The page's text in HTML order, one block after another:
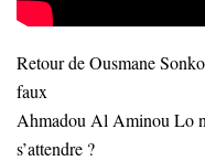
Retour de Ousmane
faux
Ahmadou Al Aminou Lo
s’attendre ?